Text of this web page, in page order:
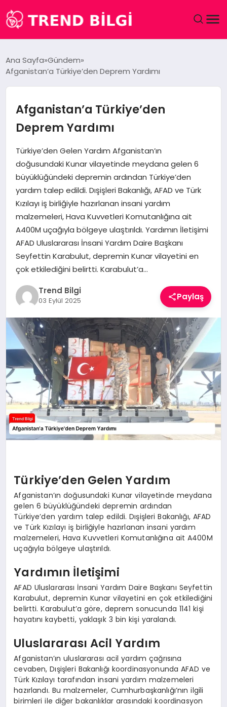
DÜNYA
EĞITIM
EKONOMI
MAGAZIN
SAĞLIK
SPOR
TEKNOLOJI
YAŞAM
Ana Sayfa Gündem
Afganistan’a Türkiye’den Deprem Yardımı
Afganistan’a Türkiye’den
Deprem Yardımı
Türkiye’den Gelen Yardım Afganistan’ın
doğusundaki Kunar vilayetinde meydana gelen 6
büyüklüğündeki depremin ardından Türkiye’den
yardım talep edildi. Dışişleri Bakanlığı, AFAD ve Türk
Kızılayı iş birliğiyle hazırlanan insani yardım
malzemeleri, Hava Kuvvetleri Komutanlığına ait
A400M uçağıyla bölgeye ulaştırıldı. Yardımın İletişimi
AFAD Uluslararası İnsani Yardım Daire Başkanı
Seyfettin Karabulut, depremin Kunar vilayetini en
çok etkilediğini belirtti. Karabulut’a…
Trend Bilgi
03 Eylül 2025 Paylaş
Türkiye’den Gelen Yardım
Afganistan’ın doğusundaki Kunar vilayetinde meydana
gelen 6 büyüklüğündeki depremin ardından
Türkiye’den yardım talep edildi. Dışişleri Bakanlığı, AFAD
ve Türk Kızılayı iş birliğiyle hazırlanan insani yardım
malzemeleri, Hava Kuvvetleri Komutanlığına ait A400M
uçağıyla bölgeye ulaştırıldı.
Yardımın İletişimi
AFAD Uluslararası İnsani Yardım Daire Başkanı Seyfettin
Karabulut, depremin Kunar vilayetini en çok etkilediğini
belirtti. Karabulut’a göre, deprem sonucunda 1141 kişi
hayatını kaybetti, yaklaşık 3 bin kişi yaralandı.
Uluslararası Acil Yardım
Afganistan’ın uluslararası acil yardım çağrısına
cevaben, Dışişleri Bakanlığı koordinasyonunda AFAD ve
Türk Kızılayı tarafından insani yardım malzemeleri
hazırlandı. Bu malzemeler, Cumhurbaşkanlığı’nın ilgili
birimleri ile diğer bakanlıklar arasındaki koordinasyon